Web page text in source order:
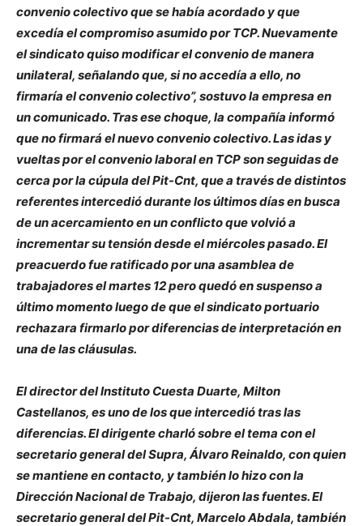
convenio colectivo que se había acordado y que
excedía el compromiso asumido por TCP. Nuevamente
el sindicato quiso modificar el convenio de manera
unilateral, señalando que, si no accedía a ello, no
firmaría el convenio colectivo”, sostuvo la empresa en
un comunicado. Tras ese choque, la compañía informó
que no firmará el nuevo convenio colectivo. Las idas y
vueltas por el convenio laboral en TCP son seguidas de
cerca por la cúpula del Pit-Cnt, que a través de distintos
referentes intercedió durante los últimos días en busca
de un acercamiento en un conflicto que volvió a
incrementar su tensión desde el miércoles pasado. El
preacuerdo fue ratificado por una asamblea de
trabajadores el martes 12 pero quedó en suspenso a
último momento luego de que el sindicato portuario
rechazara firmarlo por diferencias de interpretación en
una de las cláusulas.
El director del Instituto Cuesta Duarte, Milton
Castellanos, es uno de los que intercedió tras las
diferencias. El dirigente charló sobre el tema con el
secretario general del Supra, Álvaro Reinaldo, con quien
se mantiene en contacto, y también lo hizo con la
Dirección Nacional de Trabajo, dijeron las fuentes. El
secretario general del Pit-Cnt, Marcelo Abdala, también